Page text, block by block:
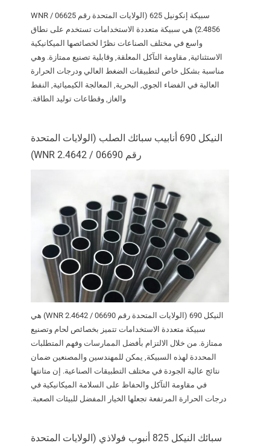
سبيكة إنكونيل 625 (الولايات المتحدة رقم 06625 / WNR
2.4856) هي سبيكة متعددة الاستخدامات تستخدم على نطاق
واسع في مختلف الصناعات نظرًا لخصائصها الميكانيكية
الاستثنائية, مقاومة التآكل المعلقة, وقابلية تصنيع ممتازة. وهي
مناسبة بشكل خاص لتطبيقات الضغط العالي ودرجات الحرارة
العالية في الفضاء الجوي, البحرية, المعالجة الكيميائية, النفط
والغاز, وقطاعات توليد الطاقة.
النيكل 690 أنابيب سبائك الصلب (الولايات المتحدة
رقم 06690 / WNR 2.4642)
النيكل 690 (الولايات المتحدة رقم 06690 / WNR 2.4642) هي
سبيكة متعددة الاستخدامات تتميز بخصائص لحام وتصنيع
ممتازة. من خلال الالتزام بأفضل الممارسات وفهم المتطلبات
المحددة لهذه السبيكة, يمكن للمهندسين والمصنعين ضمان
نتائج عالية الجودة في مختلف التطبيقات الصناعية. إن متانتها
في مقاومة التآكل والحفاظ على السلامة الميكانيكية في
درجات الحرارة المرتفعة تجعلها الخيار المفضل للبيئات الصعبة.
سبائك النيكل 825 أنبوب فولاذي (الولايات المتحدة